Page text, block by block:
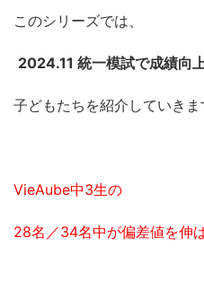
このシリーズでは、
2024.11 統一模試で成績向
子どもたちを紹介していきま
VieAube中3生の
28名／34名中が偏差値を伸